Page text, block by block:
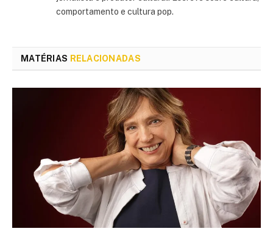
comportamento e cultura pop.
MATÉRIAS RELACIONADAS